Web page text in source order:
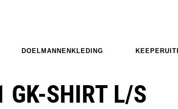
DOELMANNENKLEDING
GK-SHIRT L/S